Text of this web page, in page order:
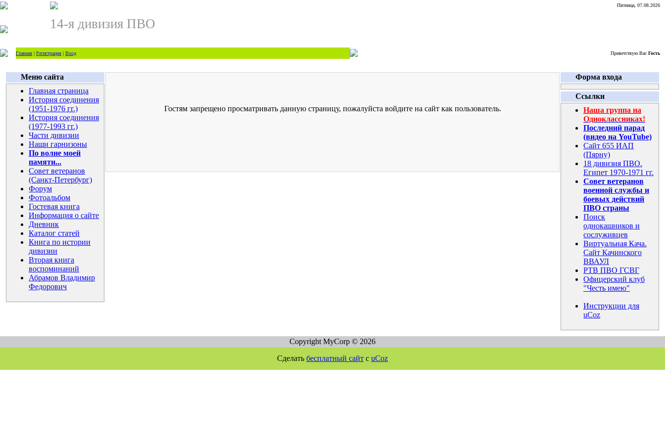
Пятница, 07.08.2026
14-я дивизия ПВО
Главная | Регистрация | Вход Приветствую Вас Гость
Меню сайта
Главная страница
История соединения
(1951-1976 гг.)
История соединения
(1977-1993 гг.)
Части дивизии
Наши гарнизоны
По волне моей
памяти...
Совет ветеранов
(Санкт-Петербург)
Форум
Фотоальбом
Гостевая книга
Информация о сайте
Дневник
Каталог статей
Книга по истории
дивизии
Вторая книга
воспоминаний
Абрамов Владимир
Федорович
Гостям запрещено просматривать данную страницу, пожалуйста войдите на сайт как пользователь.
Форма входа
Ссылки
Наша группа на
Одноклассниках!
Последний парад
(видео на YouTube)
Сайт 655 ИАП
(Пярну)
18 дивизия ПВО.
Египет 1970-1971 гг.
Совет ветеранов
военной службы и
боевых действий
ПВО страны
Поиск
однокашников и
сослуживцев
Виртуальная Кача.
Сайт Качинского
ВВАУЛ
РТВ ПВО ГСВГ
Офицерский клуб
"Честь имею"
Инструкции для
uCoz
Copyright MyCorp © 2026
Сделать бесплатный сайт с uCoz